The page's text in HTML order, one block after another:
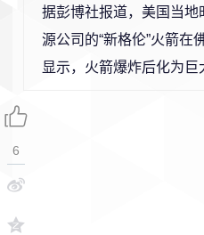
据彭博社报道，美国当地
源公司的“新格伦”火箭
显示，火箭爆炸后化为巨
6